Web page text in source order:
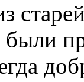
были